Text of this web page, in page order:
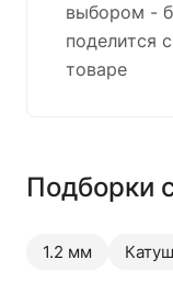
выбором -
поделится
товаре
Подборки
1.2 мм